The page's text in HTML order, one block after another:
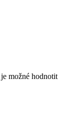
možné hodnotit